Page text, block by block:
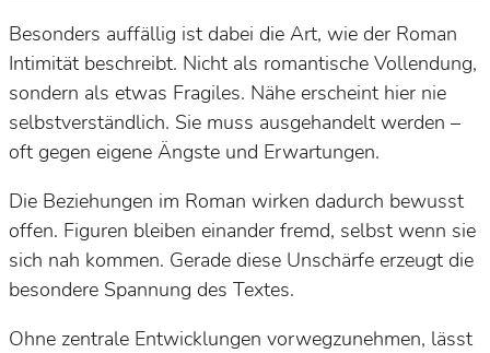
Besonders auffällig ist dabei die Art, wie der Roman
Intimität beschreibt. Nicht als romantische Vollendung,
sondern als etwas Fragiles. Nähe erscheint hier nie
selbstverständlich. Sie muss ausgehandelt werden –
oft gegen eigene Ängste und Erwartungen.
Die Beziehungen im Roman wirken dadurch bewusst
offen. Figuren bleiben einander fremd, selbst wenn sie
sich nah kommen. Gerade diese Unschärfe erzeugt die
besondere Spannung des Textes.
Ohne zentrale Entwicklungen vorwegzunehmen, lässt